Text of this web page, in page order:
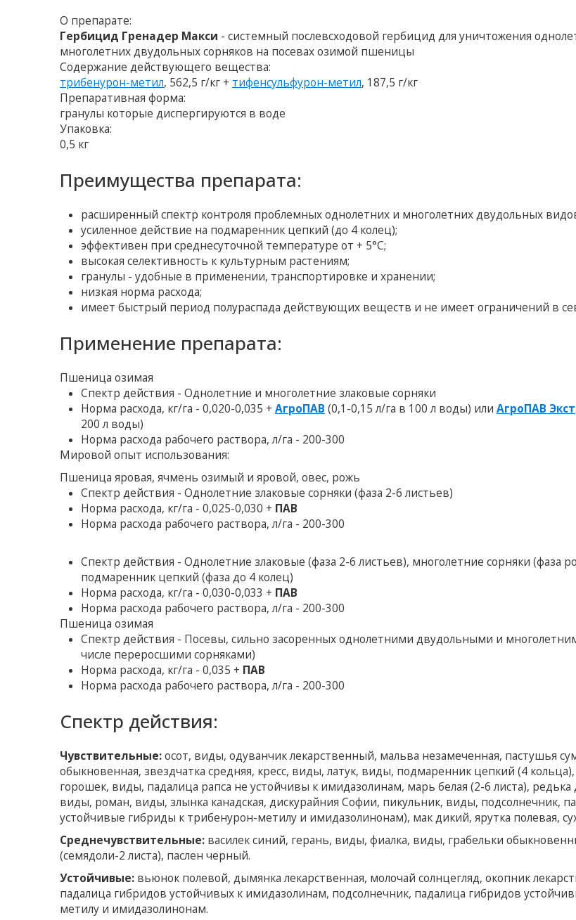
О препарате:
Гербицид Гренадер Макси - системный послевсходовой гербицид для уничтожения
многолетних двудольных сорняков на посевах озимой пшеницы
Содержание действующего вещества:
трибенурон-метил, 562,5 г/кг + тифенсульфурон-метил, 187,5 г/кг
Препаративная форма:
гранулы которые диспергируются в воде
Упаковка:
0,5 кг
Преимущества препарата:
расширенный спектр контроля проблемных однолетних и многолетних двудольных
усиленное действие на подмаренник цепкий (до 4 колец);
эффективен при среднесуточной температуре от + 5°С;
высокая селективность к культурным растениям;
гранулы - удобные в применении, транспортировке и хранении;
низкая норма расхода;
имеет быстрый период полураспада действующих веществ и не имеет ограничений в
Применение препарата:
Пшеница озимая
Спектр действия - Однолетние и многолетние злаковые сорняки
Норма расхода, кг/га - 0,020-0,035 +АгроПАВ (0,1-0,15 л/га в 100 л воды) илиАгроПАВ
200 л воды)
Норма расхода рабочего раствора, л/га - 200-300
Мировой опыт использования:
Пшеница яровая, ячмень озимый и яровой, овес, рожь
Спектр действия - Однолетние злаковые сорняки (фаза 2-6 листьев)
Норма расхода, кг/га - 0,025-0,030 + ПАВ
Норма расхода рабочего раствора, л/га - 200-300
Спектр действия - Однолетние злаковые (фаза 2-6 листьев), многолетние сорняки (фаза
подмаренник цепкий (фаза до 4 колец)
Норма расхода, кг/га - 0,030-0,033 + ПАВ
Норма расхода рабочего раствора, л/га - 200-300
Пшеница озимая
Спектр действия - Посевы, сильно засоренных однолетними двудольными и
числе переросшими сорняками)
Норма расхода, кг/га - 0,035 + ПАВ
Норма расхода рабочего раствора, л/га - 200-300
Спектр действия:
Чувствительные:осот, виды, одуванчик лекарственный, мальва незамеченная, пастушья
обыкновенная, звездчатка средняя, ​​кресс, виды, латук, виды, подмаренник цепкий (4
горошек, виды, падалица рапса не устойчивы к имидазолинам, марь белая (2-6 листа), редька
виды, роман, виды, злынка канадская, дискурайния Софии, пикульник, виды, подсолнечник,
устойчивые гибриды к трибенурон-метилу и имидазолинонам), мак дикий, ярутка полевая,
Среднечувствительные: василек синий, герань, виды, фиалка, виды, грабельки
(семядоли-2 листа), паслен черный.
Устойчивые: вьюнок полевой, дымянка лекарственная, молочай солнцегляд, окопник
падалица гибридов устойчивых к имидазолинам, подсолнечник, падалица гибридов
метилу и имидазолинонам.